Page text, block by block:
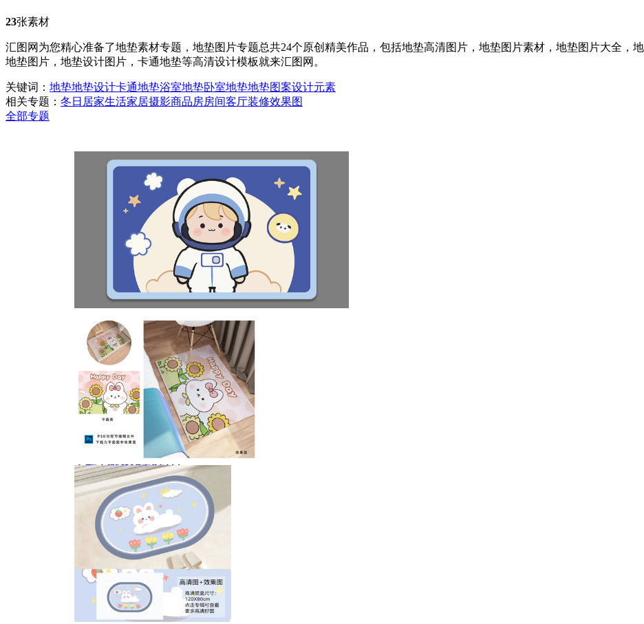
23张素材
汇图网为您精心准备了地垫素材专题，地垫图片专题总共24个原创精美作品，包括地垫高清图片，地垫图片素材，地垫图片大全，
地垫图片，地垫设计图片，卡通地垫等高清设计模板就来汇图网。
关键词： 地垫地垫设计卡通地垫浴室地垫卧室地垫地垫图案设计元素
相关专题： 冬日居家生活家居摄影商品房房间客厅装修效果图
全部专题
卡通宇航员儿童房地垫
卡通兔子向日葵地毯封面设计